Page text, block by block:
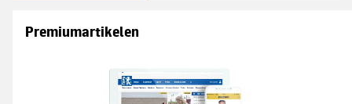
Premiumartikelen